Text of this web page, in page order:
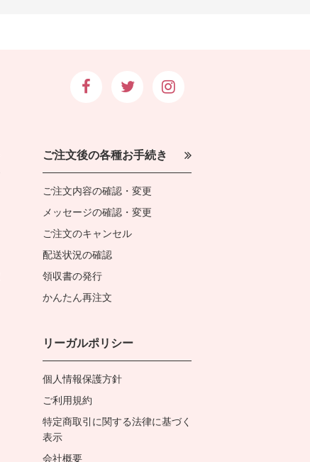
ご注文後の各種お手続き
ご注文内容の確認・変更
メッセージの確認・変更
ご注文のキャンセル
配送状況の確認
領収書の発行
かんたん再注文
リーガルポリシー
個人情報保護方針
ご利用規約
特定商取引に関する法律に基づく
表示
会社概要